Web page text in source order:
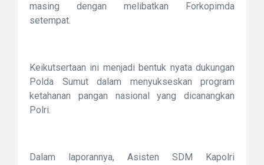
masing dengan melibatkan Forkopimda
setempat.
Keikutsertaan ini menjadi bentuk nyata dukungan
Polda Sumut dalam menyukseskan program
ketahanan pangan nasional yang dicanangkan
Polri.
Dalam laporannya, Asisten SDM Kapolri